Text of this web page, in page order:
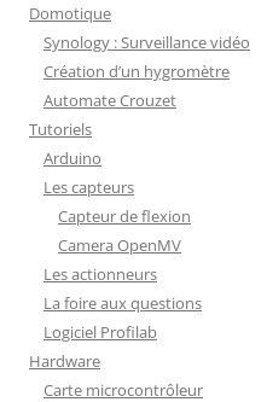
Domotique
Synology : Surveillance vidéo
Création d’un hygromètre
Automate Crouzet
Tutoriels
Arduino
Les capteurs
Capteur de flexion
Camera OpenMV
Les actionneurs
La foire aux questions
Logiciel Profilab
Hardware
Carte microcontrôleur